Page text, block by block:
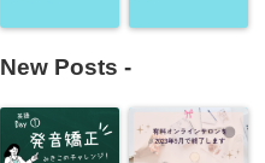
New Posts -